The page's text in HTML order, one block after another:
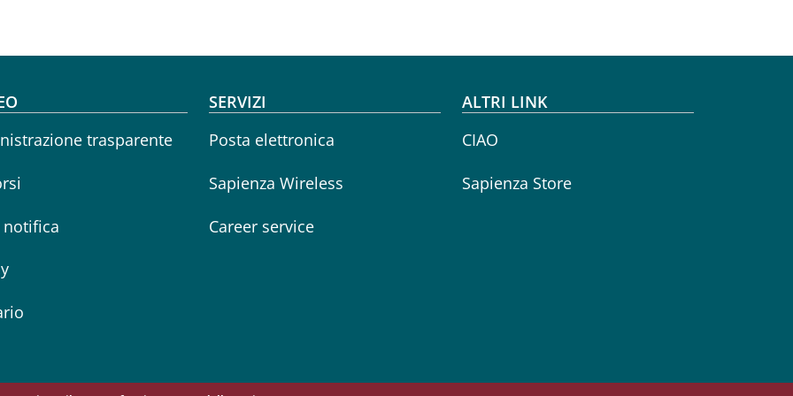
menu
trasparente
SERVIZI
Posta elettronica
Sapienza Wireless
Career service
ALTRI LINK
CIAO
Sapienza Store